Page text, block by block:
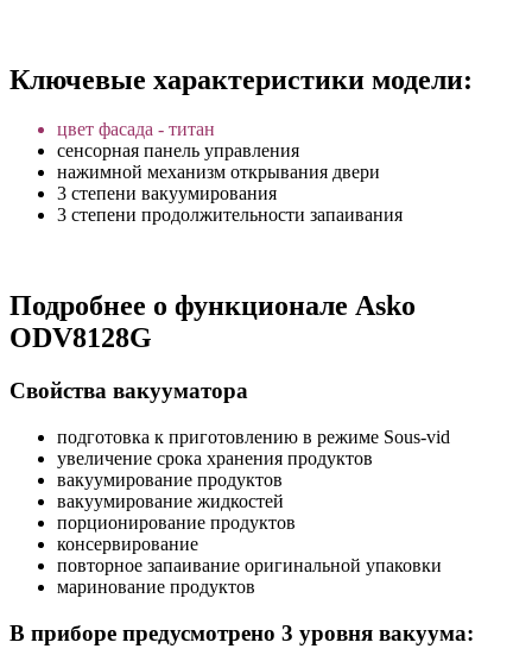
Ключевые характеристики модели:
цвет фасада - титан
сенсорная панель управления
нажимной механизм открывания двери
3 степени вакуумирования
3 степени продолжительности запаивания
Подробнее о функционале Asko
ODV8128G
Свойства вакууматора
под­го­тов­ка к при­го­тов­ле­нию в ре­жи­ме Sous-vid
уве­ли­че­ние сро­ка хра­не­ния про­дук­тов
ва­ку­у­ми­ро­ва­ние про­дук­тов
ва­ку­у­ми­ро­ва­ние жид­ко­стей
пор­ци­о­ни­ро­ва­ние про­дук­тов
консервирование
по­втор­ное за­па­и­ва­ние ори­ги­наль­ной упа­ков­ки
ма­ри­но­ва­ние про­дук­тов
В приборе предусмотрено 3 уровня вакуума: